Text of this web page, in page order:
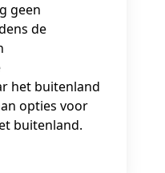
geen
de
het buitenland
opties voor
buitenland.